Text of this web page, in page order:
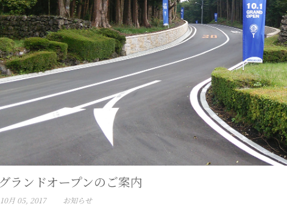
グランドオープンのご案内
10月 05, 2017 お知らせ